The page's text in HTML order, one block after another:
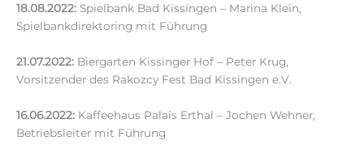
18.08.2022: Spielbank Bad Kissingen – Marina Klein,
Spielbankdirektoring mit Führung
21.07.2022: Biergarten Kissinger Hof – Peter Krug,
Vorsitzender des Rakozcy Fest Bad Kissingen e.V.
16.06.2022: Kaffeehaus Palais Erthal – Jochen Wehner,
Betriebsleiter mit Führung